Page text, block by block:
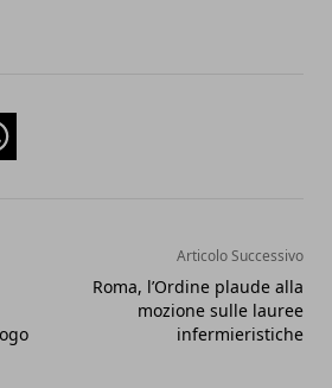
Articolo Successivo
Roma, l’Ordine plaude alla
mozione sulle lauree
infermieristiche